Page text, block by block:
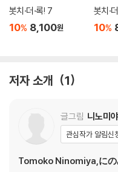
봇치·더·록! 7
10% 8,100원
봇치·
10%
저자 소개 1
글그림 니노미
관심작가 알림신
Tomoko Ninomiya,にの